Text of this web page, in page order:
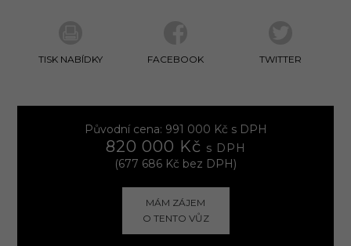
TISK NABÍDKY FACEBOOK TWITTER
Původní cena: 991 000 Kč s DPH
820 000 Kč s DPH
(677 686 Kč bez DPH)
MÁM ZÁJEM
O TENTO VŮZ